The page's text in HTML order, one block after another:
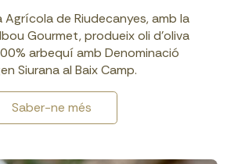
de Riudecanyes, amb la
Gourmet, produeix oli d’oliva
arbequí amb Denominació
Siurana al Baix Camp.
Saber-ne més